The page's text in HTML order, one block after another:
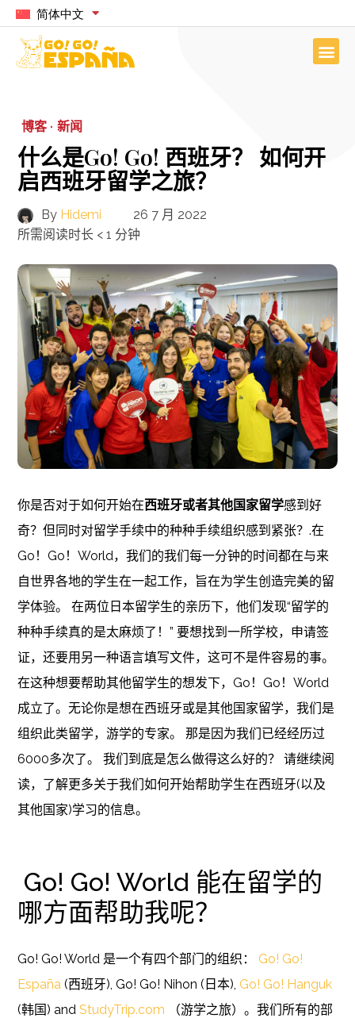
简体中文
博客 · 新闻
什么是Go! Go! 西班牙？ 如何开
启西班牙留学之旅？
By Hidemi
26 7 月 2022
所需阅读时长 < 1 分钟
你是否对于如何开始在西班牙或者其他国家留学感到好
奇？但同时对留学手续中的种种手续组织感到紧张？.在
Go！Go！World，我们的我们每一分钟的时间都在与来
自世界各地的学生在一起工作，旨在为学生创造完美的留
学体验。 在两位日本留学生的亲历下，他们发现“留学的
种种手续真的是太麻烦了！” 要想找到一所学校，申请签
证，还要用另一种语言填写文件，这可不是件容易的事。
在这种想要帮助其他留学生的想发下，Go！Go！World
成立了。无论你是想在西班牙或是其他国家留学，我们是
组织此类留学，游学的专家。 那是因为我们已经经历过
6000多次了。 我们到底是怎么做得这么好的？ 请继续阅
读，了解更多关于我们如何开始帮助学生在西班牙(以及
其他国家)学习的信息。
Go! Go! World 能在留学的
哪方面帮助我呢？
Go! Go! World 是一个有四个部门的组织： Go! Go!
España (西班牙), Go! Go! Nihon (日本), Go! Go! Hanguk
(韩国) andStudyTrip.com （游学之旅）。我们所有的部